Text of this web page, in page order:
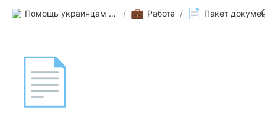
Помощь украинцам в Германии / 💼 Работа / 📄
📄